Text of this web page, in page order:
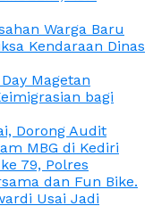
Warga Baru
Kendaraan Dinas
Magetan
bagi
Dorong Audit
MBG di Kediri
79, Polres
dan Fun Bike.
Usai Jadi